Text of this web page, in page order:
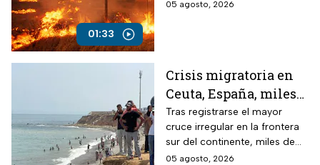
01:33
silvestres y de granja son las
05 agosto, 2026
Crisis migratoria en
Ceuta, España, miles
continúan varados en
playas
Tras registrarse el mayor
cruce irregular en la frontera
sur del continente, miles de
personas regresaron a
05 agosto, 2026